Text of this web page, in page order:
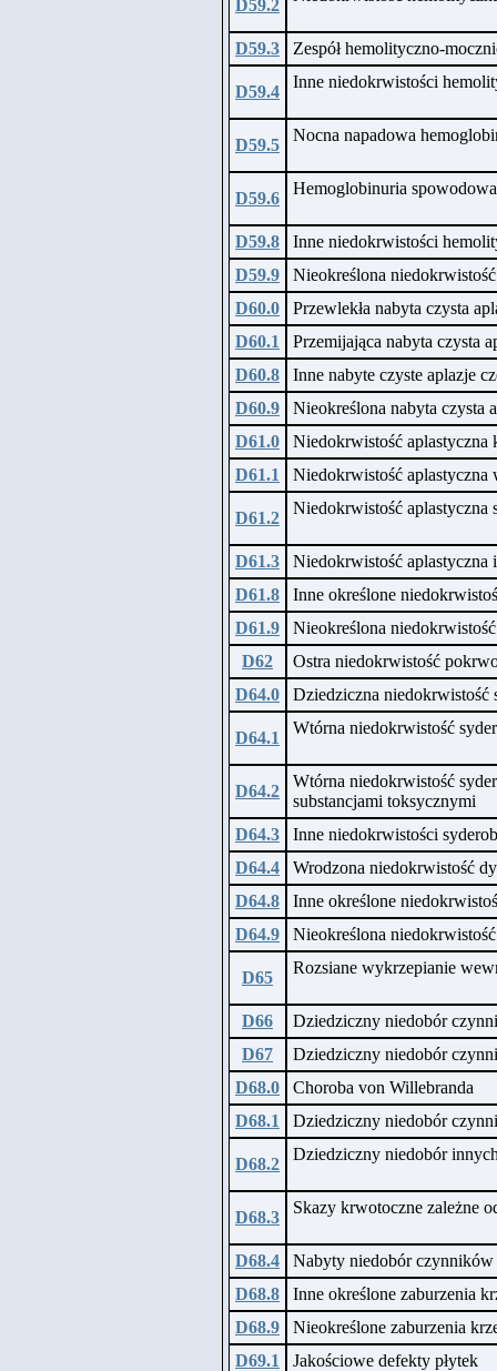
D59.2
D59.3 Zespół hemolityczno-
D59.4
Inne niedokrwistości
D59.5
Nocna napadowa
D59.6
Hemoglobinuria
D59.8
Inne niedokrwistości
D59.9
Nieokreślona
D60.0
Przewlekła nabyta czysta
D60.1
Przemijająca nabyta czysta
D60.8
Inne nabyte czyste aplazje
D60.9
Nieokreślona nabyta czysta
D61.0
Niedokrwistość aplastyczna
D61.1
Niedokrwistość aplastyczna
D61.2
Niedokrwistość
D61.3
Niedokrwistość aplastyczna
D61.8
Inne określone
D61.9
Nieokreślona
D62
Ostra niedokrwistość
D64.0
Dziedziczna niedokrwistość
D64.1
Wtórna niedokrwistość
D64.2
Wtórna niedokrwistość
substancjami toksycznymi
D64.3
Inne niedokrwistości
D64.4
Wrodzona niedokrwistość
D64.8
Inne określone
D64.9
Nieokreślona niedokrwistość
D65
Rozsiane wykrzepianie
D66
Dziedziczny niedobór
D67
Dziedziczny niedobór
D68.0
Choroba von Willebranda
D68.1
Dziedziczny niedobór
D68.2
Dziedziczny niedobór
D68.3
Skazy krwotoczne zależne
D68.4
Nabyty niedobór czynników
D68.8
Inne określone zaburzenia
D68.9
Nieokreślone zaburzenia
D69.1
Jakościowe defekty płytek